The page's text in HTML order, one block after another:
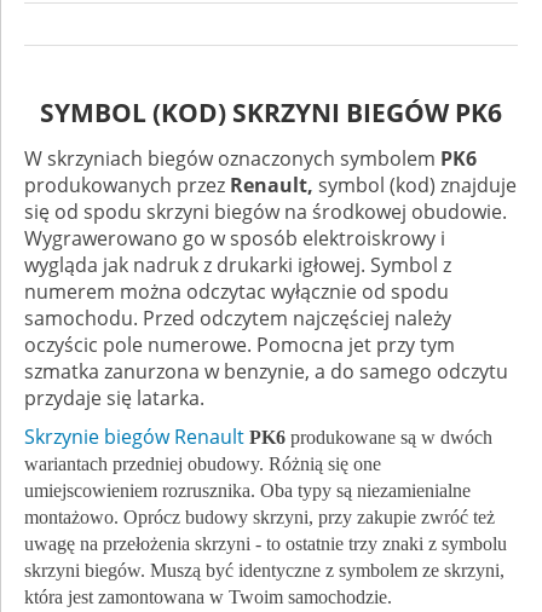
SYMBOL (KOD) SKRZYNI BIEGÓW PK6
W skrzyniach biegówoznaczonych symbolem PK6
produkowanych przez Renault, symbol (kod) znajduje
się od spodu skrzyni biegów na środkowej obudowie.
Wygrawerowano go w sposób elektroiskrowy i
wygląda jak nadruk z drukarki igłowej. Symbol z
numerem można odczytac wyłącznie od spodu
samochodu. Przed odczytem najczęściej należy
oczyścic pole numerowe. Pomocna jet przy tym
szmatka zanurzona w benzynie, a do samego odczytu
przydaje się latarka.
Skrzynie biegów Renault PK6 produkowane są w dwóch
wariantach przedniej obudowy. Różnią się one
umiejscowieniem rozrusznika. Oba typy są niezamienialne
montażowo. Oprócz budowy skrzyni, przy zakupie zwróć też
uwagę na przełożenia skrzyni - to ostatnie trzy znaki z symbolu
skrzyni biegów. Muszą być identyczne z symbolem ze skrzyni,
która jest zamontowana w Twoim samochodzie.